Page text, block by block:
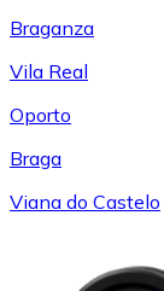
Braganza
Vila Real
Oporto
Braga
Viana do Castelo